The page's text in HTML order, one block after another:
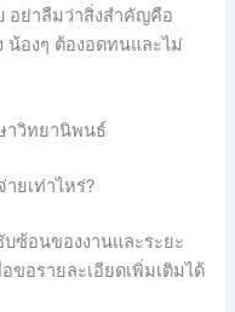
อย่าลืมว่าสิ่งสำคัญคือ
น้องๆ ต้องอดทนและไม่
าวิทยานิพนธ์
ยเท่าไหร่?
ซ้อนของงานและระยะ
ขอรายละเอียดเพิ่มเติมได้